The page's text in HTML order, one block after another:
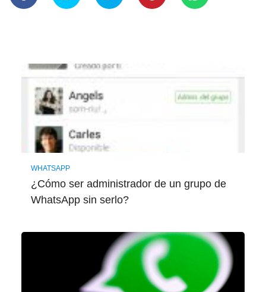
WHATSAPP
¿Cómo ser administrador de un grupo de
WhatsApp sin serlo?